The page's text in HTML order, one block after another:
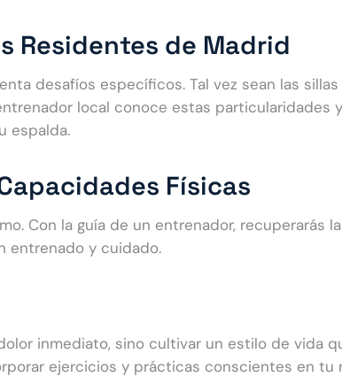
Residentes de Madrid
desafíos específicos. Tal vez sean las sillas
local conoce estas particularidades
espalda.
Físicas
Con la guía de un entrenador, recuperarás la
entrenado y cuidado.
inmediato, sino cultivar un estilo de vida
ejercicios y prácticas conscientes en tu